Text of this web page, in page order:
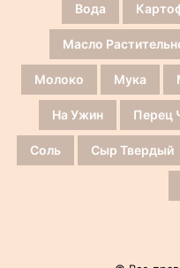
Вода
Масло
Молоко Мука
На Ужин Перец
Соль Сыр Твердый